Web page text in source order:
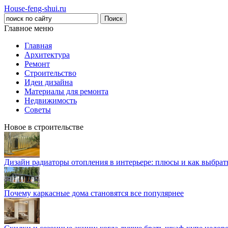
House-feng-shui.ru
Главное меню
Главная
Архитектура
Ремонт
Строительство
Идеи дизайна
Материалы для ремонта
Недвижимость
Советы
Новое в строительстве
Дизайн радиаторы отопления в интерьере: плюсы и как
Почему каркасные дома становятся все популярнее